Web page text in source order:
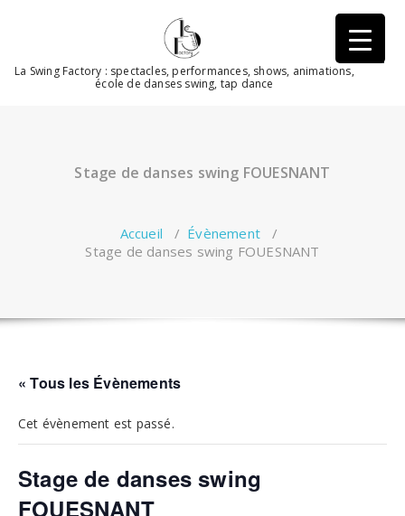
La Swing Factory : spectacles, performances, shows, animations,
école de danses swing, tap dance
Stage de danses swing FOUESNANT
Accueil / Évènement /
Stage de danses swing FOUESNANT
« Tous les Évènements
Cet évènement est passé.
Stage de danses swing
FOUESNANT